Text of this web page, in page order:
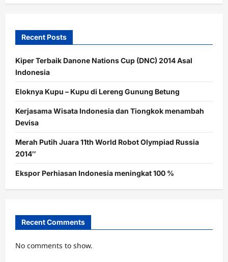
Recent Posts
Kiper Terbaik Danone Nations Cup (DNC) 2014 Asal
Indonesia
Eloknya Kupu – Kupu di Lereng Gunung Betung
Kerjasama Wisata Indonesia dan Tiongkok menambah
Devisa
Merah Putih Juara 11th World Robot Olympiad Russia
2014″
Ekspor Perhiasan Indonesia meningkat 100 %
Recent Comments
No comments to show.